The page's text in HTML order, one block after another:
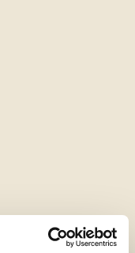
amb l’ajuda d’una